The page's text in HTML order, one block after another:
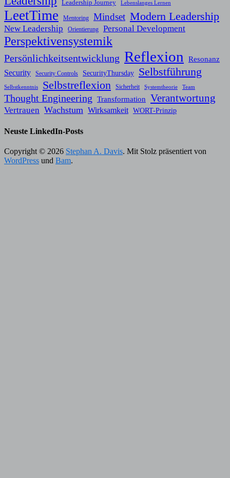
Leadership Journey Lebenslanges Lernen
LeetTime Mentoring Mindset Modern Leadership
New Leadership Orientierung Personal Development
Perspektivensystemik
Persönlichkeitsentwicklung Reflexion
Resonanz
Security
Security Controls SecurityThursday Selbstführung
Selbstkenntnis Selbstreflexion Sicherheit Systemtheorie Team
Thought Engineering Transformation Verantwortung
Vertrauen Wachstum Wirksamkeit WORT-Prinzip
Neuste LinkedIn-Posts
Copyright © 2026 Stephan A. Davis. Mit Stolz präsentiert von
WordPress und Bam.